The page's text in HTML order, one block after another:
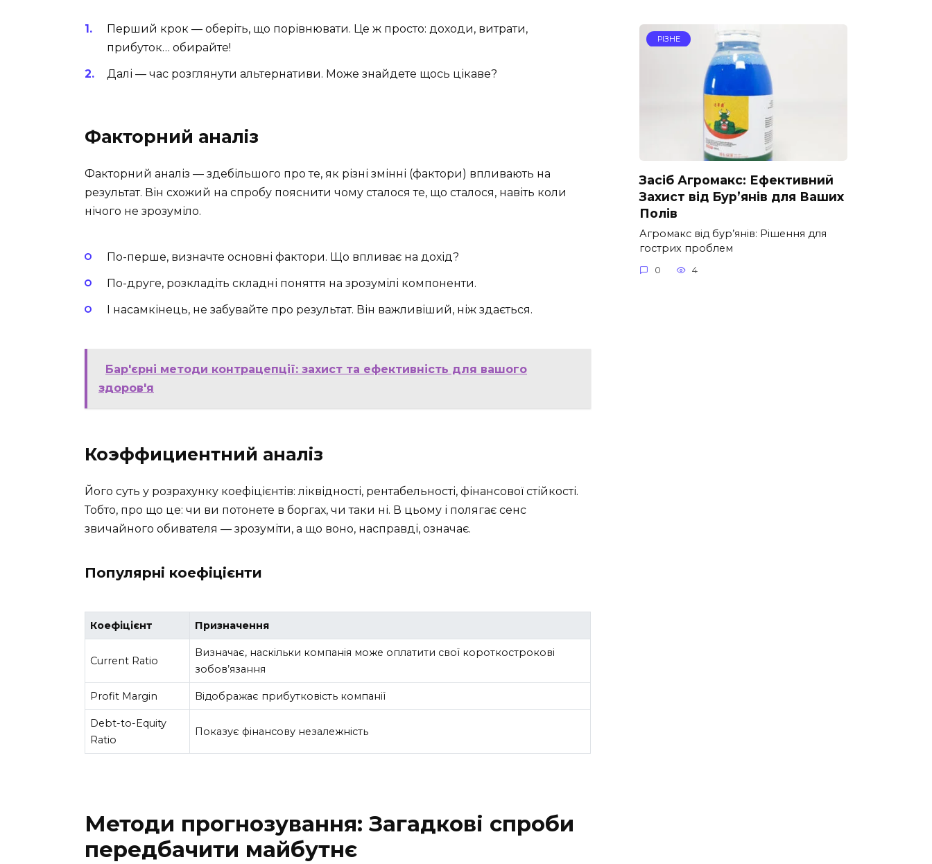
Перший крок — оберіть, що порівнювати. Це ж просто: доходи, витрати,
прибуток… обирайте!
Далі — час розглянути альтернативи. Може знайдете щось цікаве?
Факторний аналіз
Факторний аналіз — здебільшого про те, як різні змінні (фактори) впливають на
результат. Він схожий на спробу пояснити чому сталося те, що сталося, навіть коли
нічого не зрозуміло.
По-перше, визначте основні фактори. Що впливає на дохід?
По-друге, розкладіть складні поняття на зрозумілі компоненти.
І насамкінець, не забувайте про результат. Він важливіший, ніж здається.
Бар'єрні методи контрацепції: захист та ефективність для вашого
здоров'я
Коэффициентний аналіз
Його суть у розрахунку коефіцієнтів: ліквідності, рентабельності, фінансової стійкості.
Тобто, про що це: чи ви потонете в боргах, чи таки ні. В цьому і полягає сенс
звичайного обивателя — зрозуміти, а що воно, насправді, означає.
Популярні коефіцієнти
Коефіцієнт Призначення
Current Ratio
Визначає, наскільки компанія може оплатити свої короткострокові
зобов’язання
Profit Margin Відображає прибутковість компанії
Debt-to-Equity
Ratio
Показує фінансову незалежність
Методи прогнозування: Загадкові спроби
передбачити майбутнє
РІЗНЕ
Засіб Агромакс: Ефективний
Захист від Бур’янів для Ваших
Полів
Агромакс від бур’янів: Рішення для
гострих проблем
0 4